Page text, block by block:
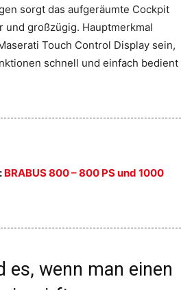
sorgt das aufgeräumte Cockpit
und großzügig. Hauptmerkmal
Touch Control Display sein,
schnell und einfach bedient
BRABUS 800 – 800 PS und 1000
es, wenn man einen